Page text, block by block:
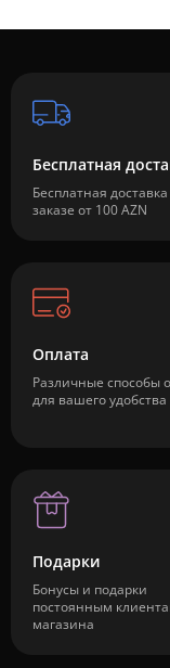
Бесплатная
Бесплатная
заказе от 100 AZN
Оплата
Различные способы
для вашего удобства
Подарки
Бонусы и подарки
постоянным
магазина